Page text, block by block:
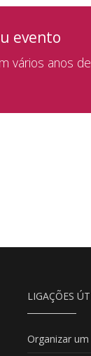
evento
vários anos
LIGAÇÕES
Organizar